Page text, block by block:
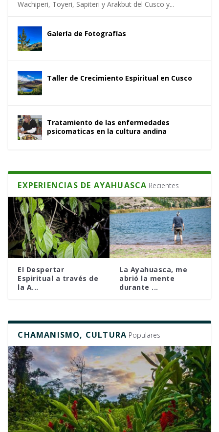
Wachiperi, Toyeri, Sapiteri y Arakbut del Cusco y...
Galería de Fotografías
Taller de Crecimiento Espiritual en Cusco
Tratamiento de las enfermedades
psicomaticas en la cultura andina
EXPERIENCIAS DE AYAHUASCA Recientes
El Despertar
Espiritual a través de
la A...
La Ayahuasca, me
abrió la mente
durante ...
CHAMANISMO, CULTURA Populares